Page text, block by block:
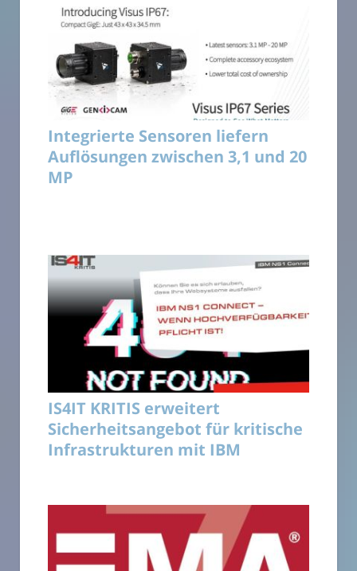
Integrierte Sensoren liefern
Auflösungen zwischen 3,1 und 20
MP
IS4IT KRITIS erweitert
Sicherheitsangebot für kritische
Infrastrukturen mit IBM